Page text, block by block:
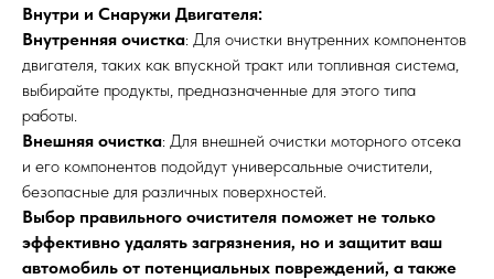
Внутри и Снаружи Двигателя:
Внутренняя очистка: Для очистки внутренних компонентов
двигателя, таких как впускной тракт или топливная система,
выбирайте продукты, предназначенные для этого типа
работы.
Внешняя очистка: Для внешней очистки моторного отсека
и его компонентов подойдут универсальные очистители,
безопасные для различных поверхностей.
Выбор правильного очистителя поможет не только
эффективно удалять загрязнения, но и защитит ваш
автомобиль от потенциальных повреждений, а также